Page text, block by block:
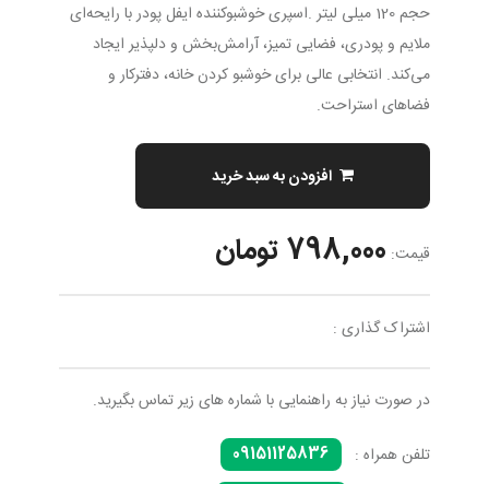
حجم 120 میلی لیتر .اسپری خوشبوکننده ایفل پودر با رایحه‌ای
ملایم و پودری، فضایی تمیز، آرامش‌بخش و دلپذیر ایجاد
می‌کند. انتخابی عالی برای خوشبو کردن خانه، دفترکار و
فضاهای استراحت.
افزودن به سبد خرید
قیمت: 798,000 تومان
اشتراک گذاری :
در صورت نیاز به راهنمایی با شماره های زیر تماس بگیرید.
تلفن همراه :
09151125836